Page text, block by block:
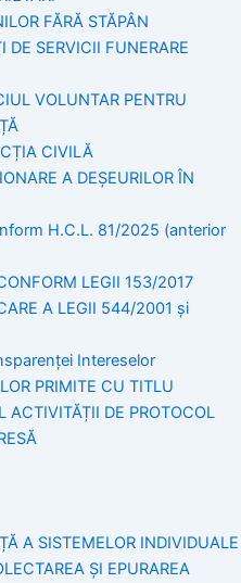
FĂRĂ STĂPÂN
DE SERVICII FUNERARE
VOLUNTAR PENTRU
CIVILĂ
A DEȘEURILOR ÎN
H.C.L. 81/2025 (anterior
LEGII 153/2017
A LEGII 544/2001 și
Intereselor
PRIMITE CU TITLU
ACTIVITĂȚII DE PROTOCOL
A SISTEMELOR INDIVIDUALE
ȘI EPURAREA